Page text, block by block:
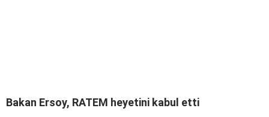
Bakan Ersoy, RATEM heyetini kabul etti